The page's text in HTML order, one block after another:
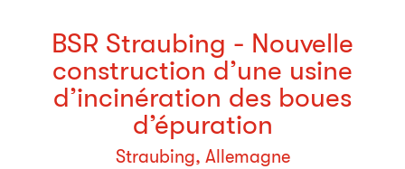
BSR Straubing - Nouvelle
construction d’une usine
d’incinération des boues
d’épuration
Straubing, Allemagne